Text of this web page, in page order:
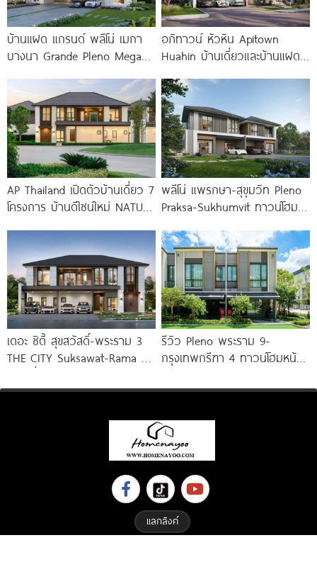
บ้านแฝด แกรนด์ พลีโน่ เมกา
บางนา Grande Pleno Mega
อภิทาวน์ หัวหิน Apitown
Huahin บ้านเดี่ยวและบ้านแฝด
AP Thailand เปิดตัวบ้านเดี่ยว 7
โครงการ บ้านดีไซน์ใหม่ NATURE
พลีโน่ แพรกษา-สุขุมวิท Pleno
Praksa-Sukhumvit ทาวน์โฮม
สายเก่า พร้อม Fitness 24 ชม.*
เดอะ ซิตี้ สุขสวัสดิ์-พระราม 3
THE CITY Suksawat-Rama 3
ทางด่วน
รีวิว Pleno พระราม 9-
กรุงเทพกรีฑา 4 ทาวน์โฮมหน้า
Premium
แลกลิงค์